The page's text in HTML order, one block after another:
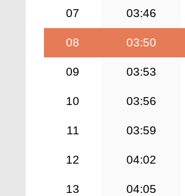
07 03:46
08 03:50
09 03:53
10 03:56
11 03:59
12 04:02
13 04:05